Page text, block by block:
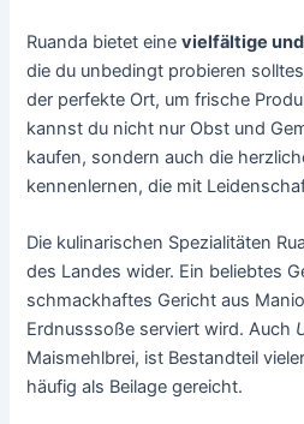
Ruanda bietet einevielfältige
die du unbedingt probieren
der perfekte Ort, um frische
kannst du nicht nur Obst und
kaufen, sondern auch die
kennenlernen, die mit
Die kulinarischen Spezialitäten
des Landes wider. Ein beliebtes
schmackhaftes Gericht aus
Erdnusssoße serviert wird. Auch
Maismehlbrei, ist Bestandteil
häufig als Beilage gereicht.